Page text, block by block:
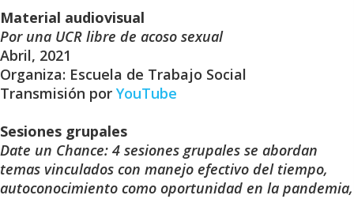
Material audiovisual
Por una UCR libre de acoso sexual
Abril, 2021
Organiza: Escuela de Trabajo Social
Transmisión por YouTube
Sesiones grupales
Date un Chance: 4 sesiones grupales se abordan
temas vinculados con manejo efectivo del tiempo,
autoconocimiento como oportunidad en la pandemia,